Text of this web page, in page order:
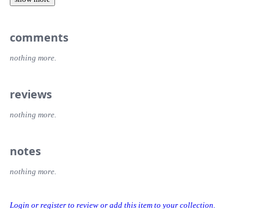
Login or register to review or add this item to your collection.
张云斌推荐的主题书籍C·亚历山大, 等. 2001. 建筑模式语言 [M]. 知识产权
温州地理 [M]. 上海三联书店.陈天权. 2012. 香港节庆风俗 [M]. 明报出版社.
城市中国 (83).康武刚. 2018. 温州沿海平原的变迁与水利建设[M]. 人民出
专注多形态内容创作（视频、文字、AI）；长期关注并实践社区营造与乡
张云斌推荐的主题书籍C·亚历山大, 等. 2001. 建筑模式语言 [M]. 知识产权
温州地理 [M]. 上海三联书店.陈天权. 2012. 香港节庆风俗 [M]. 明报出版社.
城市中国 (83).康武刚. 2018. 温州沿海平原的变迁与水利建设[M]. 人民出
嘉宾：唐晖&amp;李翔 西甲欢乐多解说组合、《足球纸牌屋》主播主持/
往杭州跑；住在北京，假期却惦记着大理。我们总以为“门前无景”，风景
都在远方。 这一期，我们聊的是：怎么把身边的日子，过得像旅行一样
有趣。我们请来了《城记播客》主理人王越洲。他有个有趣的标签：“业
划，只有转角的口袋公园、一个可以发呆的雨棚、一块古老的界碑……你
理人02:51什么是“考现学”？漫无目的地观察城市04:39漫无目的的快乐：
18:21慢下来，是一种奢侈，也是一种珍贵18:55天津之旅：工人新村、大
到垂直节展（面包节、拉面节、艺术书展）27:55乌镇戏剧节（一个古镇
comments
nothing more.
reviews
nothing more.
notes
nothing more.